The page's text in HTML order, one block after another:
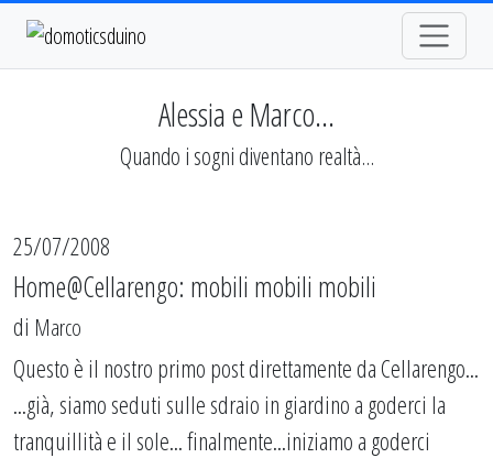
Alessia e Marco...
Quando i sogni diventano realtà...
25/07/2008
Home@Cellarengo: mobili mobili mobili
di Marco
Questo è il nostro primo post direttamente da Cellarengo...
...già, siamo seduti sulle sdraio in giardino a goderci la
tranquillità e il sole... finalmente...iniziamo a goderci